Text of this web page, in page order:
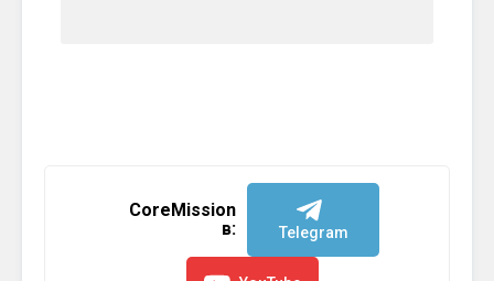
CoreMission
в:
Telegram